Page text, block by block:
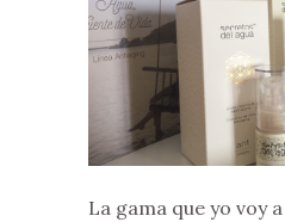
La gama que yo voy